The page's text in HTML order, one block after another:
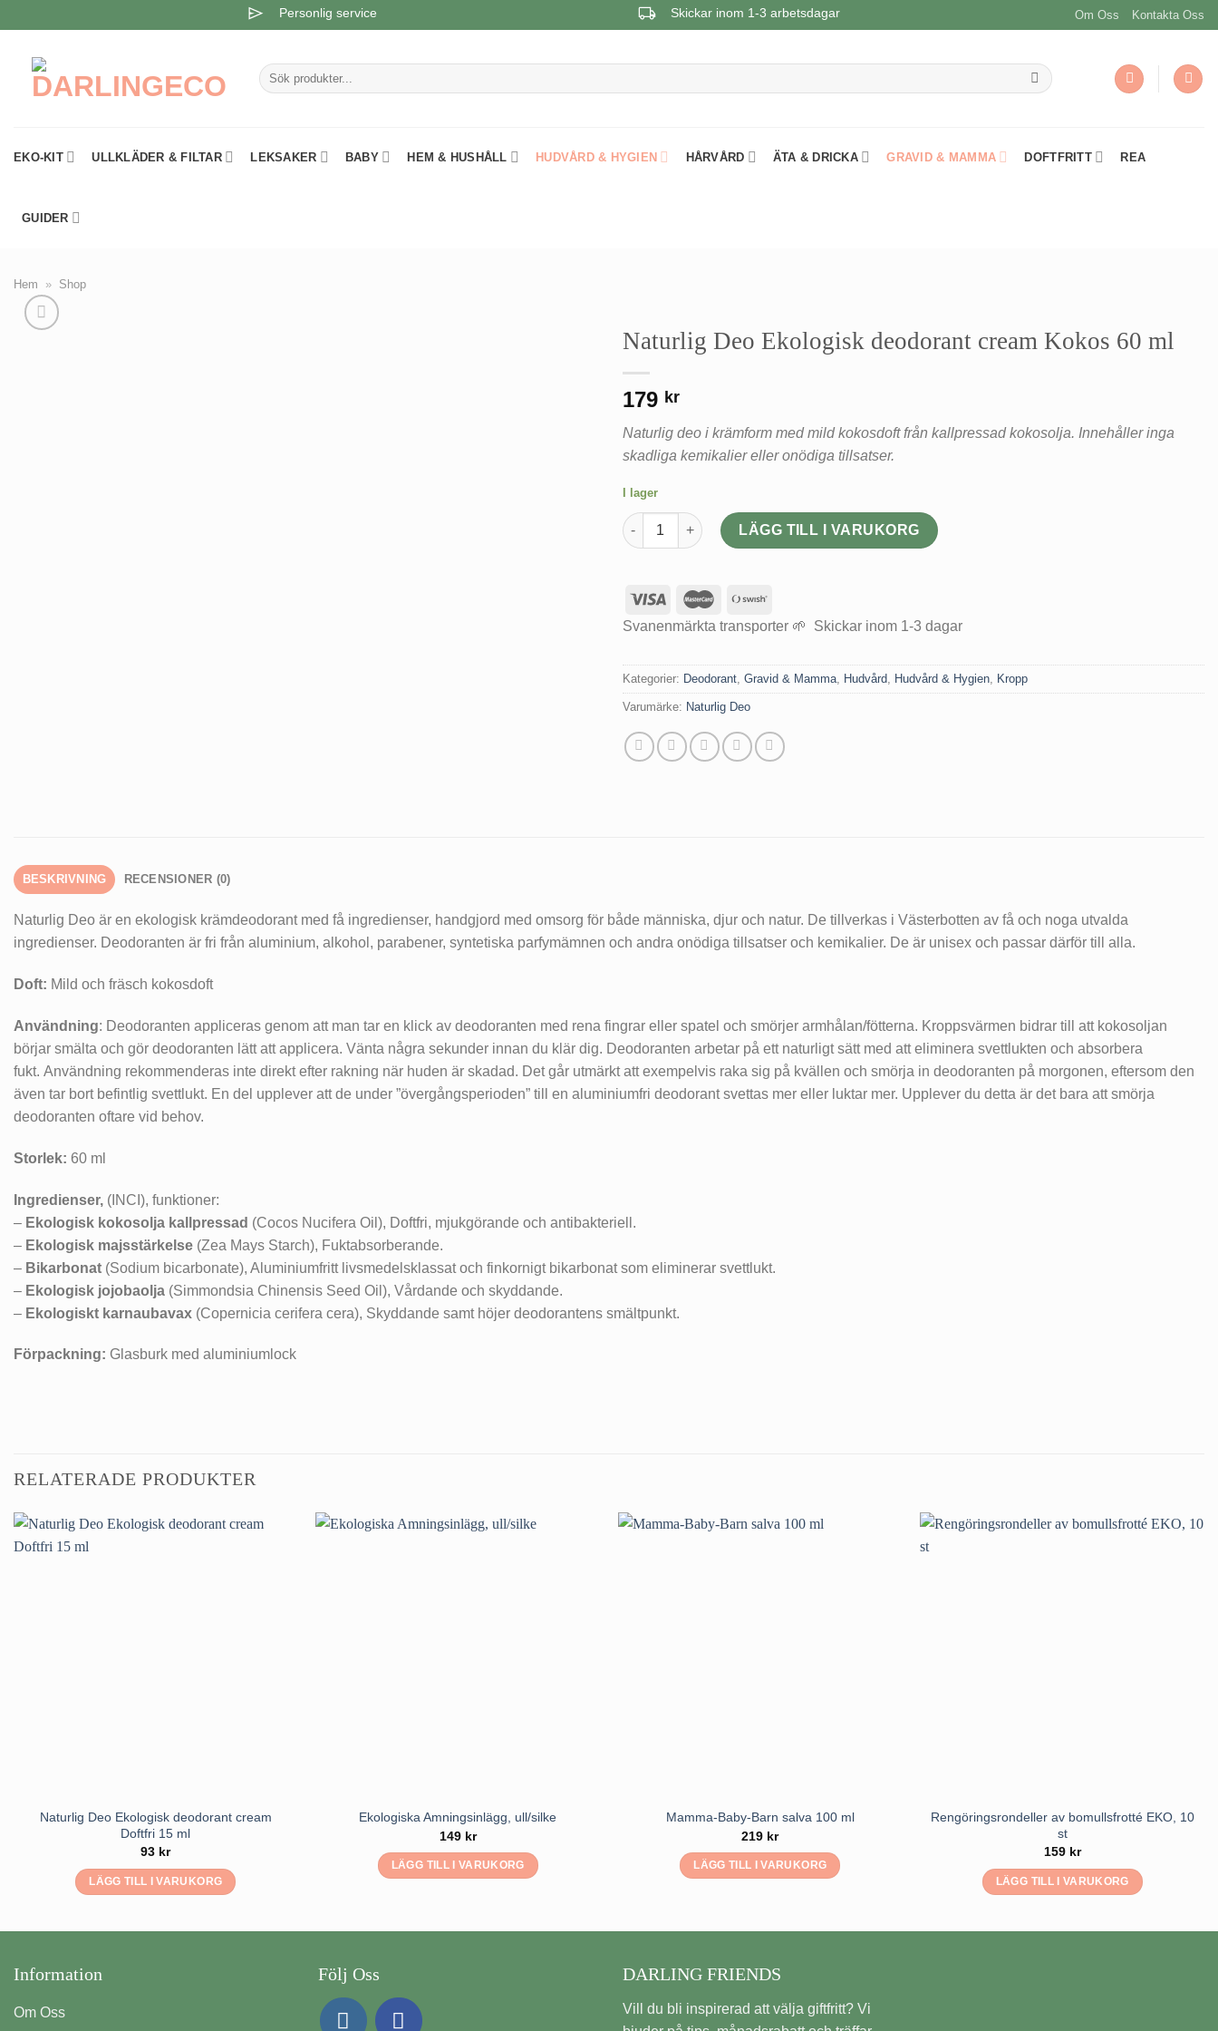
to
content
Personlig service Skickar inom 1-3 arbetsdagar Om Oss Kontakta Oss
Sök
efter:
EKO-KIT ULLKLÄDER & FILTAR LEKSAKER BABY HEM & HUSHÅLL HUDVÅRD & HYGIEN HÅRVÅRD ÄTA & DRICKA GRAVID & MAMMA DOFTFRITT REA
GUIDER
Hem » Shop
Naturlig Deo Ekologisk deodorant cream Kokos 60 ml
179 kr
Naturlig deo i krämform med mild kokosdoft från kallpressad kokosolja. Innehåller inga
skadliga kemikalier eller onödiga tillsatser.
I lager
Naturlig Deo Ekologisk deodorant cream Kokos 60 ml mängd
LÄGG TILL I VARUKORG
Svanenmärkta transporter 🌱 Skickar inom 1-3 dagar
Kategorier: Deodorant Gravid & Mamma Hudvård Hudvård & Hygien Kropp
Varumärke: Naturlig Deo
BESKRIVNING RECENSIONER (0)
Naturlig Deo är en ekologisk krämdeodorant med få ingredienser, handgjord med omsorg för både människa, djur och natur. De tillverkas i Västerbotten av få och noga utvalda
ingredienser. Deodoranten är fri från aluminium, alkohol, parabener, syntetiska parfymämnen och andra onödiga tillsatser och kemikalier. De är unisex och passar därför till alla.
Doft: Mild och fräsch kokosdoft
Användning: Deodoranten appliceras genom att man tar en klick av deodoranten med rena fingrar eller spatel och smörjer armhålan/fötterna. Kroppsvärmen bidrar till att kokosoljan
börjar smälta och gör deodoranten lätt att applicera. Vänta några sekunder innan du klär dig. Deodoranten arbetar på ett naturligt sätt med att eliminera svettlukten och absorbera
fukt. Användning rekommenderas inte direkt efter rakning när huden är skadad. Det går utmärkt att exempelvis raka sig på kvällen och smörja in deodoranten på morgonen, eftersom den
även tar bort befintlig svettlukt. En del upplever att de under ”övergångsperioden” till en aluminiumfri deodorant svettas mer eller luktar mer. Upplever du detta är det bara att smörja
deodoranten oftare vid behov.
Storlek: 60 ml
Ingredienser, (INCI), funktioner:
– Ekologisk kokosolja kallpressad (Cocos Nucifera Oil), Doftfri, mjukgörande och antibakteriell.
– Ekologisk majsstärkelse (Zea Mays Starch), Fuktabsorberande.
– Bikarbonat (Sodium bicarbonate), Aluminiumfritt livsmedelsklassat och finkornigt bikarbonat som eliminerar svettlukt.
– Ekologisk jojobaolja (Simmondsia Chinensis Seed Oil), Vårdande och skyddande.
– Ekologiskt karnaubavax (Copernicia cerifera cera), Skyddande samt höjer deodorantens smältpunkt.
Förpackning: Glasburk med aluminiumlock
RELATERADE PRODUKTER
Naturlig Deo Ekologisk deodorant cream
Doftfri 15 ml
93 kr
LÄGG TILL I VARUKORG
Ekologiska Amningsinlägg, ull/silke
149 kr
LÄGG TILL I VARUKORG
Mamma-Baby-Barn salva 100 ml
219 kr
LÄGG TILL I VARUKORG
Rengöringsrondeller av bomullsfrotté EKO, 10
st
159 kr
LÄGG TILL I VARUKORG
Information
Om Oss
Följ Oss DARLING FRIENDS
Vill du bli inspirerad att välja giftfritt? Vi